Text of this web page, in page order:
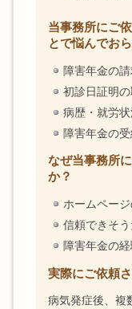
当事務所にご
とで悩んでお
障害年金の
初診日証明
病歴・就労
障害年金の
なぜ当事務所
か？
ホームペー
信頼できそ
障害年金の
実際にご依頼
病気発症後、複